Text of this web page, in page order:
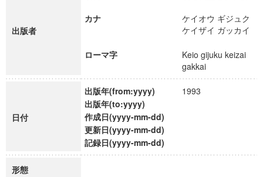
出版者
カナ
ケイオウ ギジュク
ケイザイ ガッカイ
ローマ字
Keio gijuku keizai
gakkai
日付
出版年(from:yyyy)
1993
出版年(to:yyyy)
作成日(yyyy-mm-dd)
更新日(yyyy-mm-dd)
記録日(yyyy-mm-dd)
形態